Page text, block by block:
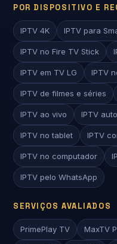
POR DISPOSITIVO E
IPTV 4K IPTV para
IPTV no Fire TV Stick
IPTV em TV LG IPTV
IPTV de filmes e séries
IPTV ao vivo IPTV
IPTV no tablet IPTV
IPTV no computador
IPTV pelo WhatsApp
SERVIÇOS AVALIADOS
PrimePlay TV MaxTV